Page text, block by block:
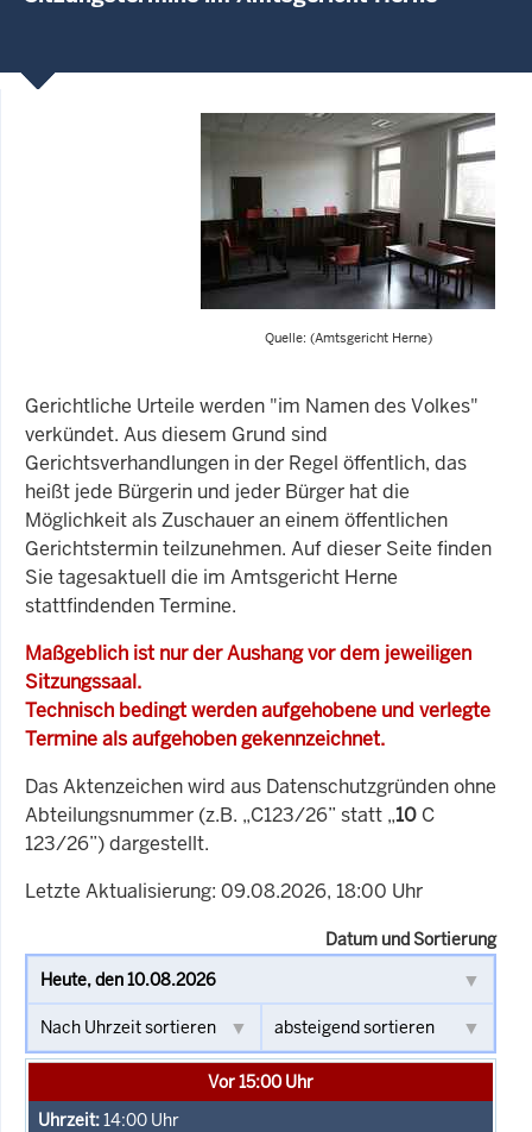
Quelle: (Amtsgericht Herne)
Gerichtliche Urteile werden "im Namen des Volkes"
verkündet. Aus diesem Grund sind
Gerichtsverhandlungen in der Regel öffentlich, das
heißt jede Bürgerin und jeder Bürger hat die
Möglichkeit als Zuschauer an einem öffentlichen
Gerichtstermin teilzunehmen. Auf dieser Seite finden
Sie tagesaktuell die im Amtsgericht Herne
stattfindenden Termine.
Maßgeblich ist nur der Aushang vor dem jeweiligen
Sitzungssaal.
Technisch bedingt werden aufgehobene und verlegte
Termine als aufgehoben gekennzeichnet.
Das Aktenzeichen wird aus Datenschutzgründen ohne
Abteilungsnummer (z.B. „C123/26” statt „10 C
123/26”) dargestellt.
Letzte Aktualisierung: 09.08.2026, 18:00 Uhr
Datum und Sortierung
Vor 15:00 Uhr
14:00 Uhr